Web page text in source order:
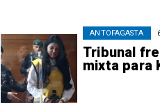
Tribunal
mixta para
ANTOFAGASTA